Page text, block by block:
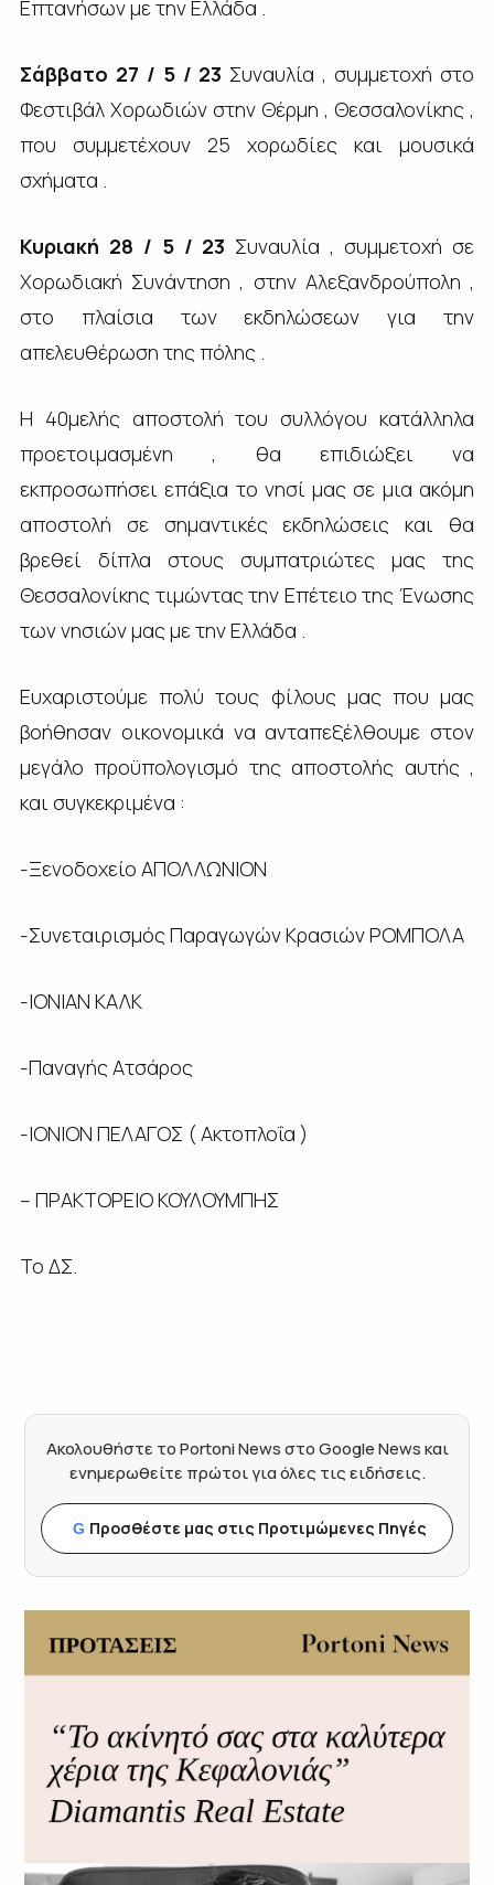
Επτανήσων με την Ελλάδα .
Σάββατο 27 / 5 / 23 Συναυλία , συμμετοχή στο
Φεστιβάλ Χορωδιών στην Θέρμη , Θεσσαλονίκης ,
που συμμετέχουν 25 χορωδίες και μουσικά
σχήματα .
Κυριακή 28 / 5 / 23 Συναυλία , συμμετοχή σε
Χορωδιακή Συνάντηση , στην Αλεξανδρούπολη ,
στο πλαίσια των εκδηλώσεων για την
απελευθέρωση της πόλης .
Η 40μελής αποστολή του συλλόγου κατάλληλα
προετοιμασμένη , θα επιδιώξει να
εκπροσωπήσει επάξια το νησί μας σε μια ακόμη
αποστολή σε σημαντικές εκδηλώσεις και θα
βρεθεί δίπλα στους συμπατριώτες μας της
Θεσσαλονίκης τιμώντας την Επέτειο της Ένωσης
των νησιών μας με την Ελλάδα .
Ευχαριστούμε πολύ τους φίλους μας που μας
βοήθησαν οικονομικά να ανταπεξέλθουμε στον
μεγάλο προϋπολογισμό της αποστολής αυτής ,
και συγκεκριμένα :
-Ξενοδοχείο ΑΠΟΛΛΩΝΙΟΝ
-Συνεταιρισμός Παραγωγών Κρασιών ΡΟΜΠΟΛΑ
-ΙΟΝΙΑΝ ΚΑΛΚ
-Παναγής Ατσάρος
-ΙΟΝΙΟΝ ΠΕΛΑΓΟΣ ( Ακτοπλοΐα )
– ΠΡΑΚΤΟΡΕΙΟ ΚΟΥΛΟΥΜΠΗΣ
Το ΔΣ.
Ακολουθήστε το Portoni News στο Google News και
ενημερωθείτε πρώτοι για όλες τις ειδήσεις.
G Προσθέστε μας στις Προτιμώμενες Πηγές